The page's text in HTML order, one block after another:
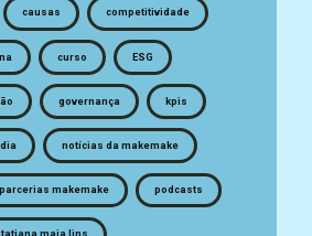
causas competitividade
curso ESG
governança kpis
notícias da makemake
parcerias makemake podcasts